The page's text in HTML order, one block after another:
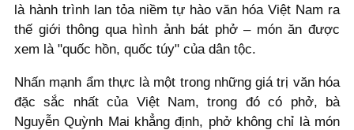
là hành trình lan tỏa niềm tự hào văn hóa Việt Nam ra
thế giới thông qua hình ảnh bát phở – món ăn được
xem là "quốc hồn, quốc túy" của dân tộc.
Nhấn mạnh ẩm thực là một trong những giá trị văn hóa
đặc sắc nhất của Việt Nam, trong đó có phở, bà
Nguyễn Quỳnh Mai khẳng định, phở không chỉ là món